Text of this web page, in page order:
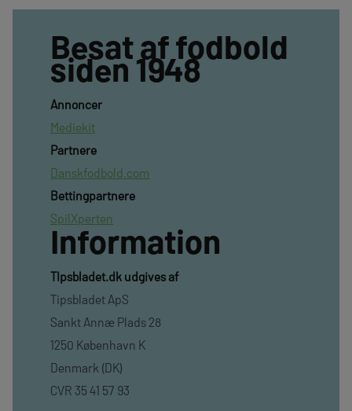
Besat af fodbold
siden 1948
Annoncer
Mediekit
Partnere
Danskfodbold.com
Bettingpartnere
SpilXperten
Information
TIpsbladet.dk udgives af
Tipsbladet ApS
Sankt Annæ Plads 28
1250 København K
Denmark (DK)
CVR 35 41 57 93